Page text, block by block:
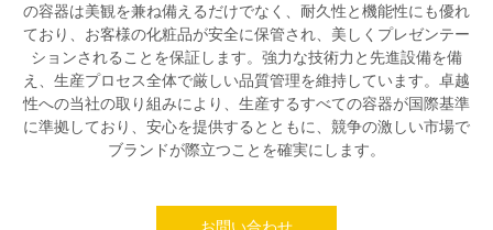
の容器は美観を兼ね備えるだけでなく、耐久性と機能性にも優れ
ており、お客様の化粧品が安全に保管され、美しくプレゼンテー
ションされることを保証します。強力な技術力と先進設備を備
え、生産プロセス全体で厳しい品質管理を維持しています。卓越
性への当社の取り組みにより、生産するすべての容器が国際基準
に準拠しており、安心を提供するとともに、競争の激しい市場で
ブランドが際立つことを確実にします。